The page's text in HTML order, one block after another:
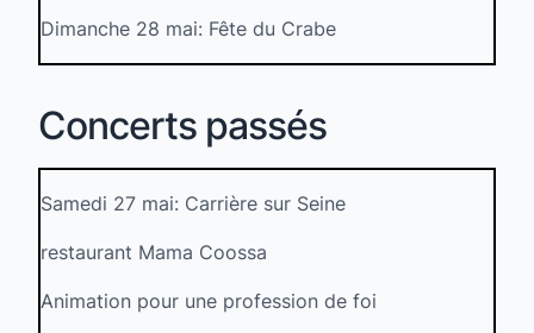
Dimanche 28 mai: Fête du Crabe
Concerts passés
Samedi 27 mai: Carrière sur Seine
restaurant Mama Coossa
Animation pour une profession de foi